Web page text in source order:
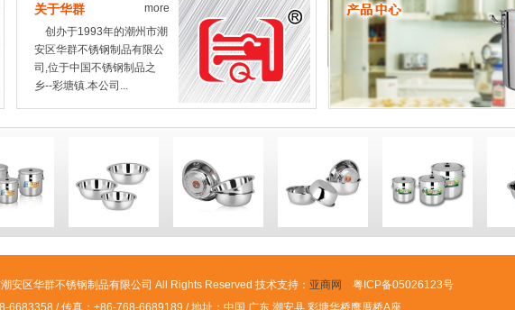
关于华群
more
创办于1993年的潮州市潮
安区华群不锈钢制品有限公
司,位于中国不锈钢制品之
乡--彩塘镇.本公司...
安区华群不锈钢制品有限公司 All Rights Reserved 技术支持： 亚商网
粤ICP备05026123号
6683358 / 传真：+86-768-6689189 / 地址：中国 广东 潮安县 彩塘华桥鹰厝桥A座